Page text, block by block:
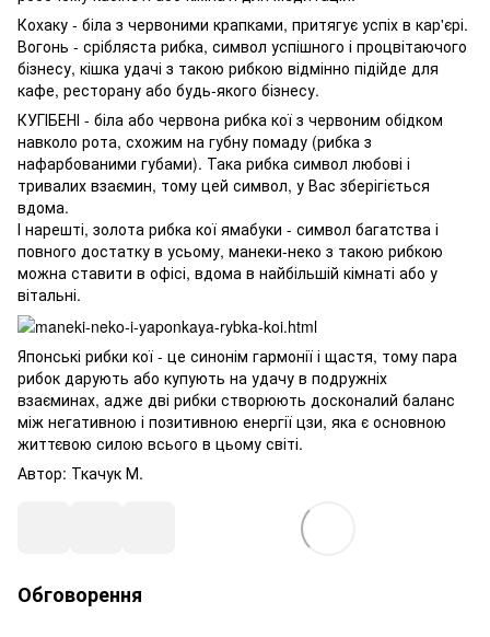
Кохаку - біла з червоними крапками, притягує успіх в кар'єрі.
Вогонь - срібляста рибка, символ успішного і процвітаючого
бізнесу, кішка удачі з такою рибкою відмінно підійде для
кафе, ресторану або будь-якого бізнесу.
КУГІБЕНІ - біла або червона рибка кої з червоним обідком
навколо рота, схожим на губну помаду (рибка з
нафарбованими губами). Така рибка символ любові і
тривалих взаємин, тому цей символ, у Вас зберігіється
вдома.
І нарешті, золота рибка кої ямабуки - символ багатства і
повного достатку в усьому, манеки-неко з такою рибкою
можна ставити в офісі, вдома в найбільшій кімнаті або у
вітальні.
Японські рибки кої - це синонім гармонії і щастя, тому пара
рибок дарують або купують на удачу в подружніх
взаєминах, адже дві рибки створюють досконалий баланс
між негативною і позитивною енергії цзи, яка є основною
життєвою силою всього в цьому світі.
Автор: Ткачук М.
Обговорення